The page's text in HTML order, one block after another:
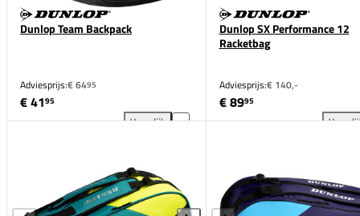
Dunlop Team Backpack
Adviesprijs:€ 6495
€ 4195
Vergelijk
Dunlop SX Performance 12
Racketbag
Adviesprijs:€ 140,-
€ 8995